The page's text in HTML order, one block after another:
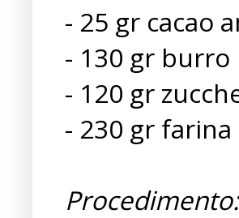
- 25 gr cacao
- 130 gr
- 120 gr
- 230 gr farina
Procedimento: